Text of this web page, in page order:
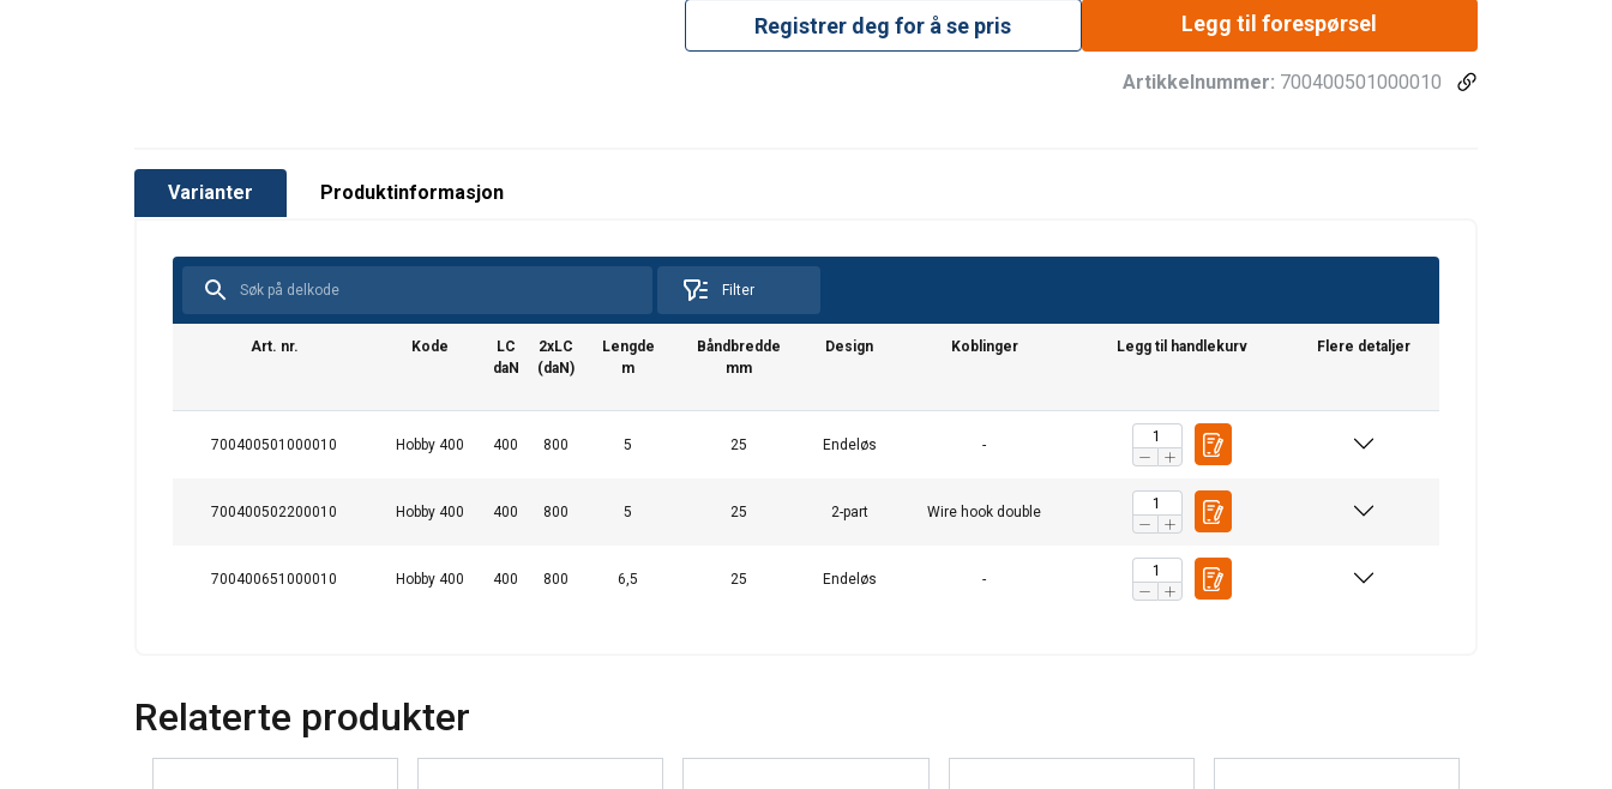
Registrer deg for å se pris Legg til forespørsel
Artikkelnummer: 700400501000010
Varianter Produktinformasjon
Filter
Art. nr. Kode
LC
daN
2xLC
(daN)
Lengde
m
Båndbredde
mm
Design Koblinger Legg til handlekurv Flere detaljer
700400501000010 Hobby 400 400 800 5 25 Endeløs -
700400502200010 Hobby 400 400 800 5 25 2-part Wire hook double
700400651000010 Hobby 400 400 800 6,5 25 Endeløs -
Standard:
Relaterte produkter